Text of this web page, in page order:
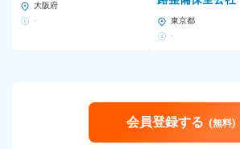
大阪府
-
東京都
-
会員登録する (無料)